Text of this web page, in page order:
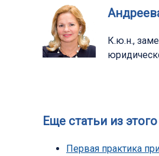
К.ю.н.,
Еще статьи из
Первая практика